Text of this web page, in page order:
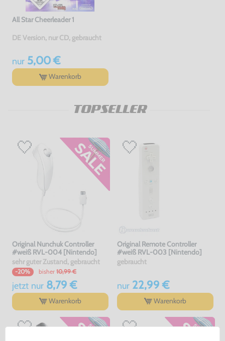
All Star Cheerleader 1
DE Version, nur CD, gebraucht
nur5,00 €
Warenkorb
TOPSELLER
Original Nunchuk Controller
#weiß RVL-004 [Nintendo]
sehr guter Zustand, gebraucht
-20% bisher 10,99 €
jetzt nur8,79 €
Warenkorb
Original Remote Controller
#weiß RVL-003 [Nintendo]
gebraucht
nur22,99 €
Warenkorb